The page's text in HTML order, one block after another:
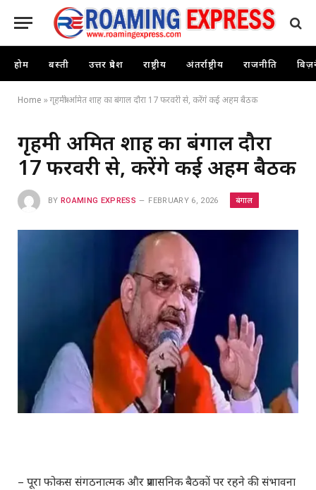
होम बस्ती उत्तर प्रदेश राष्ट्रीय अंतर्राष्ट्रीय राजनीति
Home »गृहमंत्री अमित शाह का बंगाल दौरा 17 फरवरी से, करेंगे कई अहम बैठक
गृहमंत्री अमित शाह का बंगाल दौरा
17 फरवरी से, करेंगे कई अहम बैठक
BY ROAMING EXPRESS FEBRUARY 6, 2026 बंगाल
– पूरा फोकस संगठनात्मक और प्रशासनिक बैठकों पर रहने की संभावना